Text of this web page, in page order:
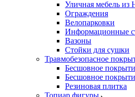
Уличная мебель из
Ограждения
Велопарковки
Информационные
Вазоны
Стойки для сушки
Травмобезопасное
Бесшовное
Бесшовное
Резиновая плитка
Топиар фигуры